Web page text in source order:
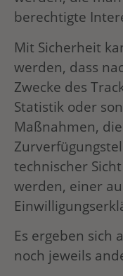
berechtigte
Mit Sicherheit
werden, dass
Zwecke des
Statistik oder
Maßnahmen,
technischer
werden, einer
Es ergeben sich
noch jeweils